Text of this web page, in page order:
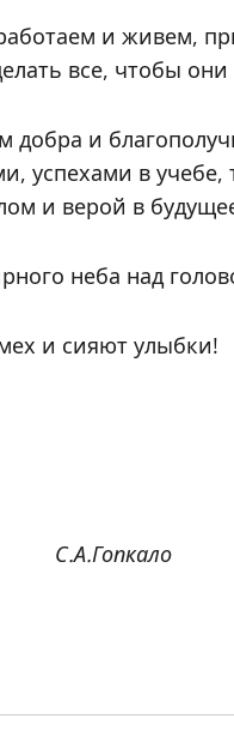
и живем,
все, чтобы
добра и
успехами в
и верой в
неба над
и сияют улыбки!
С.А.Гопкало